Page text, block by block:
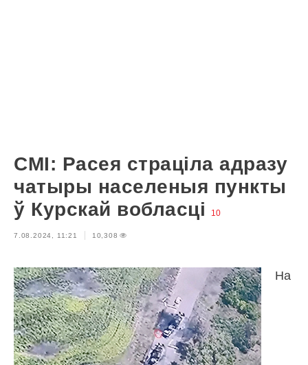
СМІ: Расея страціла адразу
чатыры населеныя пункты
ў Курскай вобласці
10
7.08.2024, 11:21 10,308
На